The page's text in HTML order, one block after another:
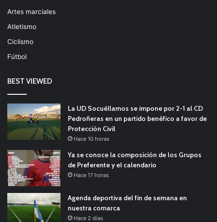
Artes marciales
Atletismo
Ciclismo
Fútbol
BEST VIEWED
La UD Socuéllamos se impone por 2-1 al CD
Pedroñeras en un partido benéfico a favor de
Protección Civil
Hace 10 horas
Ya se conoce la composición de los Grupos
de Preferente y el calendario
Hace 17 horas
Agenda deportiva del fin de semana en
nuestra comarca
Hace 2 días